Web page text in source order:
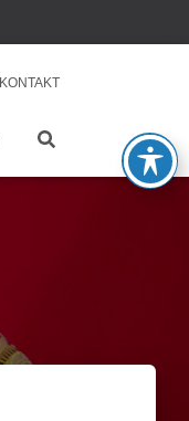
KONTAKT